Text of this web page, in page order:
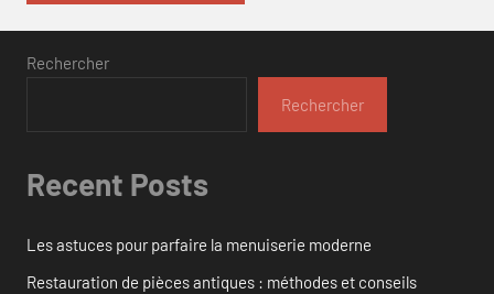
Rechercher
Rechercher
Recent Posts
Les astuces pour parfaire la menuiserie moderne
Restauration de pièces antiques : méthodes et conseils